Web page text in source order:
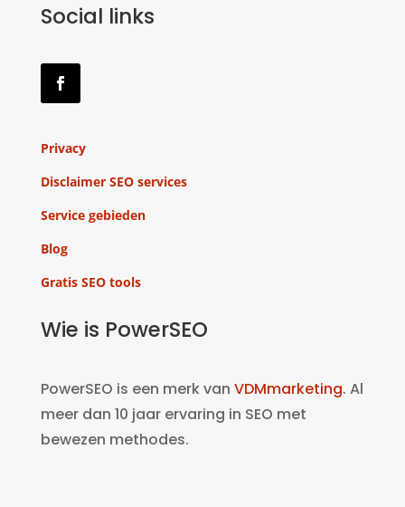
Social links
Privacy
Disclaimer SEO services
Service gebieden
Blog
Gratis SEO tools
Wie is PowerSEO
PowerSEO is een merk van VDMmarketing. Al
meer dan 10 jaar ervaring in SEO met
bewezen methodes.